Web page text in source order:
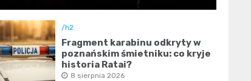
/h2
Fragment karabinu odkryty w
poznańskim śmietniku: co kryje
historia Rataj?
8 sierpnia 2026